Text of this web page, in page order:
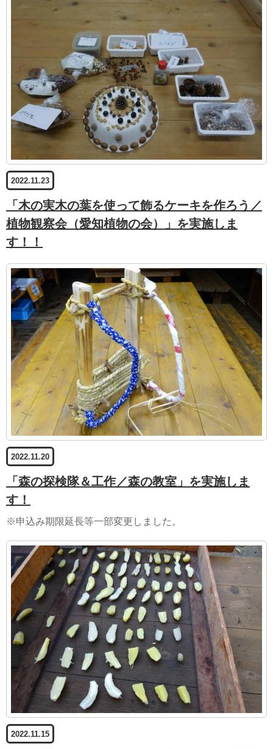
2022.11.23
「木の実木の葉を使って飾るケーキを作ろう／
植物観察会（愛知植物の会）」を実施しま
す！！
2022.11.20
「森の探検隊＆工作／森の教室」を実施しま
す！
※申込み期限延長等一部変更しました。
2022.11.15